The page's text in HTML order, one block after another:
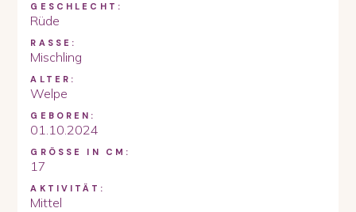
GESCHLECHT:
Rüde
RASSE:
Mischling
ALTER:
Welpe
GEBOREN:
01.10.2024
GRÖSSE IN CM:
17
AKTIVITÄT:
Mittel